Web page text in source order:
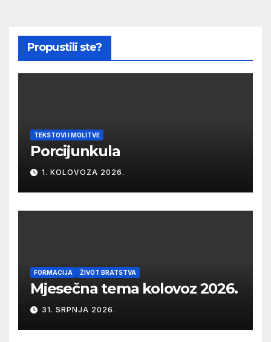
Propustili ste?
TEKSTOVI I MOLITVE
Porcijunkula
1. KOLOVOZA 2026.
FORMACIJA ŽIVOT BRATSTVA
Mjesečna tema kolovoz 2026.
31. SRPNJA 2026.